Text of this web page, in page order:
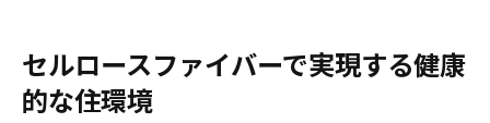
セルロースファイバーで実現する健康
的な住環境